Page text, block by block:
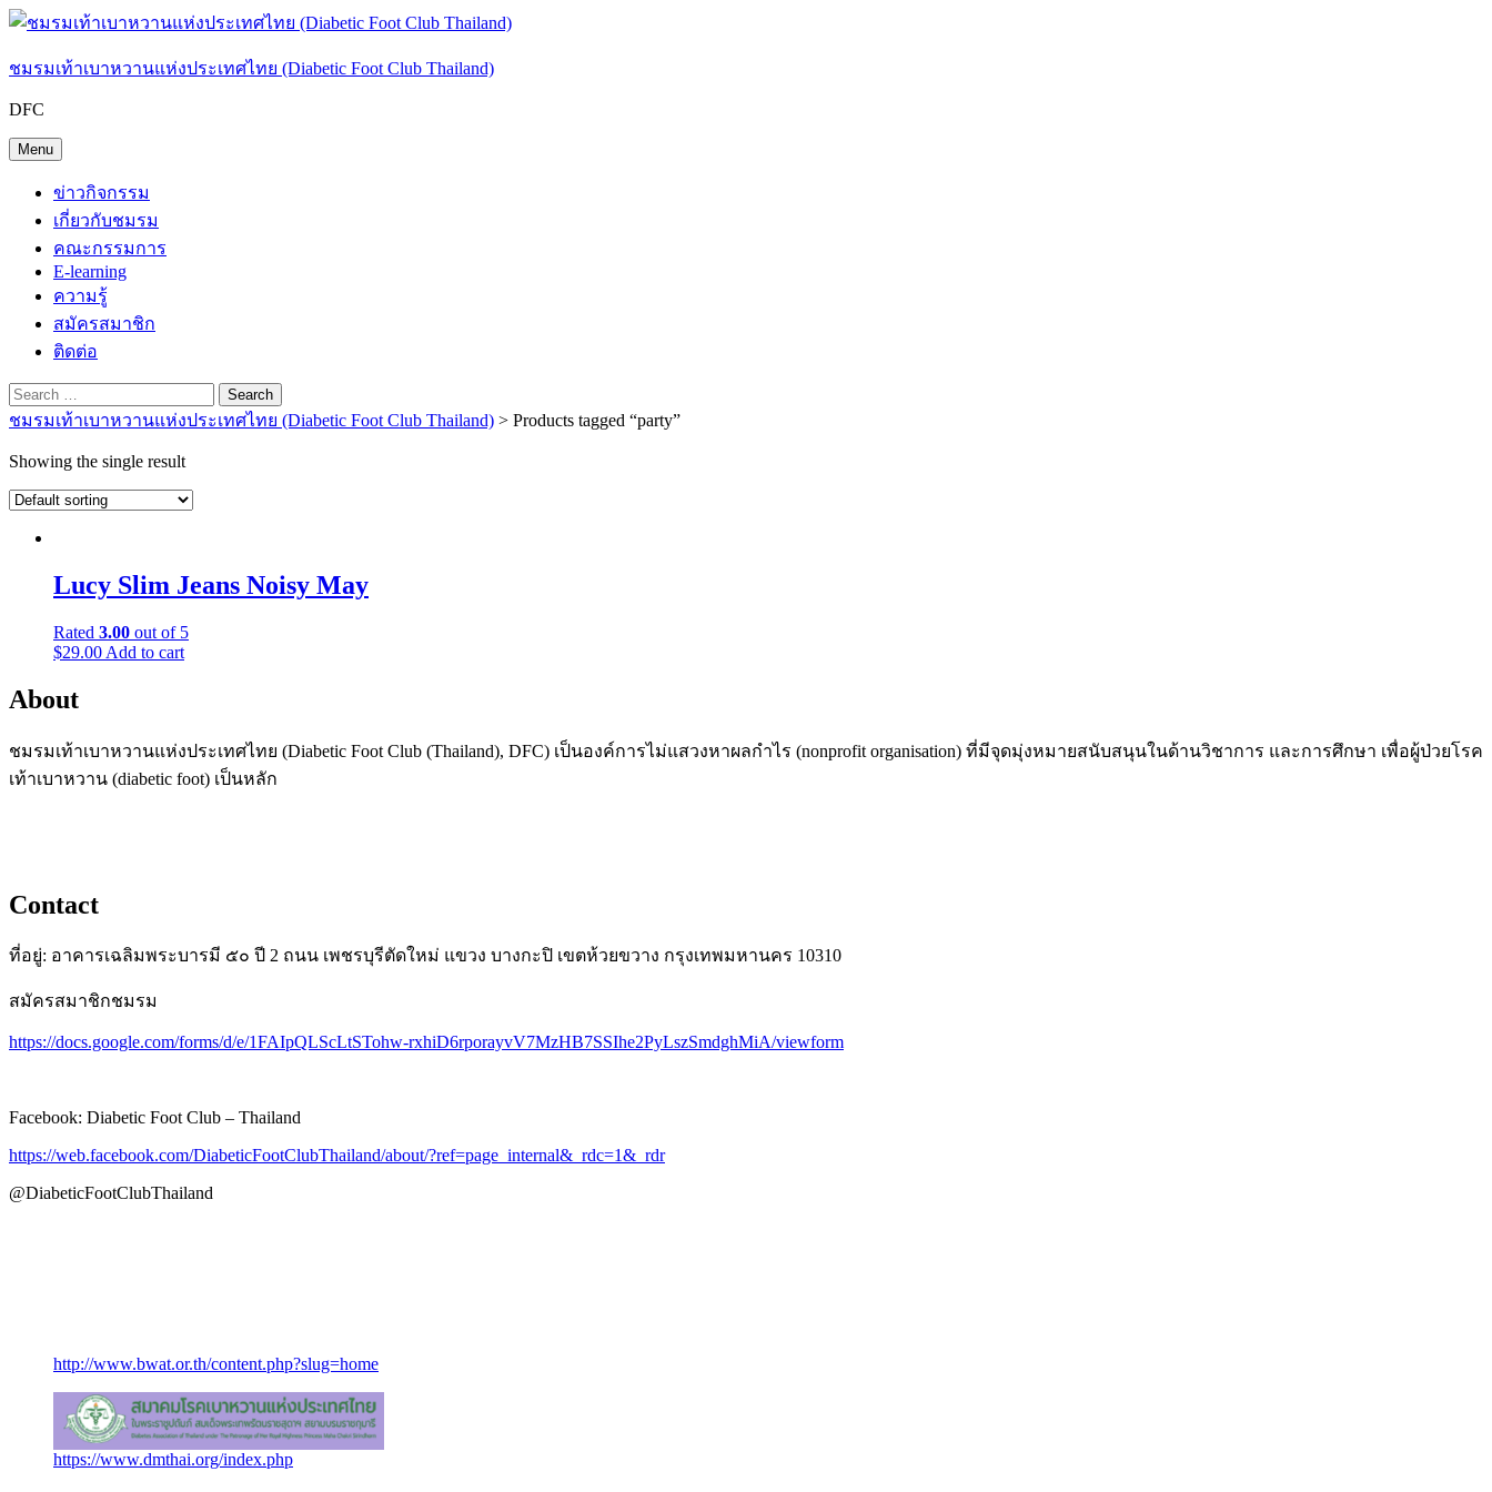
Skip
ชมรมเท้าเบาหวานแห่งประเทศไทย (Diabetic Foot Club Thailand)
DFC
Menu
ข่าวกิจกรรม
เกี่ยวกับชมรม
คณะกรรมการ
E-learning
ความรู้
สมัครสมาชิก
ติดต่อ
Search
Search
Close
Search
for:
Search
ชมรมเท้าเบาหวานแห่งประเทศไทย (Diabetic Foot Club Thailand) > Products tagged “party”
Showing the single result
Lucy Slim Jeans Noisy May
Rated 3.00 out of 5
$29.00 Add to cart
About
ชมรมเท้าเบาหวานแห่งประเทศไทย (Diabetic Foot Club (Thailand), DFC) เป็นองค์การไม่แสวงหาผลกำไร (nonprofit organisation) ที่มีจุดมุ่งหมายสนับสนุนในด้านวิชาการ และการศึกษา เพื่อผู้ป่วยโรค
เท้าเบาหวาน (diabetic foot) เป็นหลัก
Contact
ที่อยู่: อาคารเฉลิมพระบารมี ๕๐ ปี 2 ถนน เพชรบุรีตัดใหม่ แขวง บางกะปิ เขตห้วยขวาง กรุงเทพมหานคร 10310
สมัครสมาชิกชมรม
https://docs.google.com/forms/d/e/1FAIpQLScLtSTohw-rxhiD6rporayvV7MzHB7SSIhe2PyLszSmdghMiA/viewform
Facebook: Diabetic Foot Club – Thailand
https://web.facebook.com/DiabeticFootClubThailand/about/?ref=page_internal&_rdc=1&_rdr
@DiabeticFootClubThailand
http://www.bwat.or.th/content.php?slug=home
https://www.dmthai.org/index.php